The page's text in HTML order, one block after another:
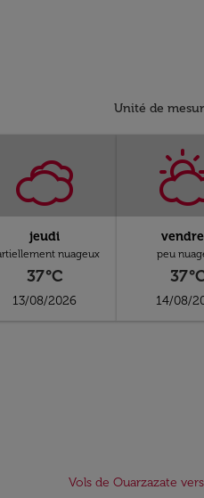
Unité de
jeudi
nuageux
37°C
13/08/2026
peu
14/08/
Vols de Ouarzazate